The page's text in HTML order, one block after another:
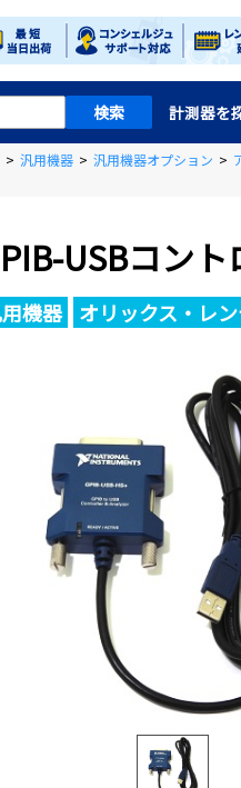
計測器を
> 汎用機器 > 汎用機器オプション >
USBコン
機器 オリックス・レ